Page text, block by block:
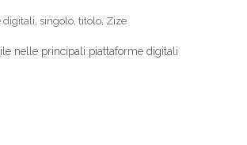
digitali, singolo, titolo, Zize
nelle principali piattaforme digitali